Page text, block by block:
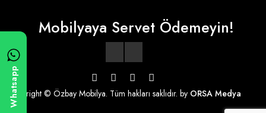
Mobilyaya Servet Ödemeyin!
Copyright © Özbay Mobilya. Tüm hakları saklıdır. by ORSA Medya
Whatsapp